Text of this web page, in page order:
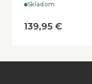
Skladom
139,95 €